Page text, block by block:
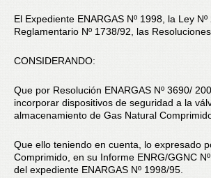
El Expediente ENARGAS Nº 1998, la Ley
Reglamentario Nº 1738/92, las
CONSIDERANDO:
Que por Resolución ENARGAS Nº 3690/
incorporar dispositivos de seguridad a la
almacenamiento de Gas Natural
Que ello teniendo en cuenta, lo expresado
Comprimido, en su Informe ENRG/GGNC
del expediente ENARGAS Nº 1998/95.